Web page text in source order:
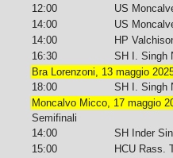
12:00
US
14:00
US
14:00
HP
16:30
SH I. Singh
Bra Lorenzoni, 13 maggio
18:00
SH I. Singh
Moncalvo Micco, 17 maggio
Semifinali
14:00
SH Inder
15:00
HCU Rass.